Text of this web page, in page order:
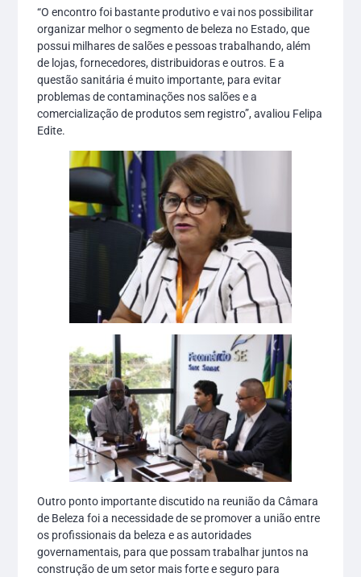
“O encontro foi bastante produtivo e vai nos possibilitar
organizar melhor o segmento de beleza no Estado, que
possui milhares de salões e pessoas trabalhando, além
de lojas, fornecedores, distribuidoras e outros. E a
questão sanitária é muito importante, para evitar
problemas de contaminações nos salões e a
comercialização de produtos sem registro”, avaliou Felipa
Edite.
Outro ponto importante discutido na reunião da Câmara
de Beleza foi a necessidade de se promover a união entre
os profissionais da beleza e as autoridades
governamentais, para que possam trabalhar juntos na
construção de um setor mais forte e seguro para